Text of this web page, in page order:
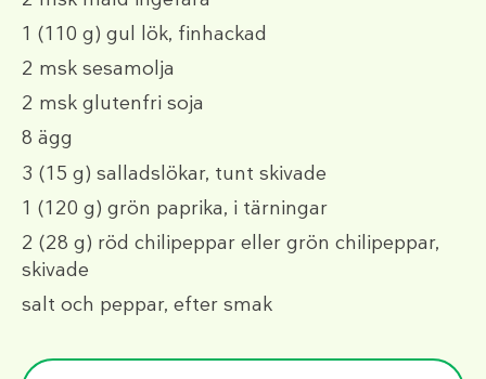
1 (110 g) gul lök, finhackad
2 msk sesamolja
2 msk glutenfri soja
8 ägg
3 (15 g) salladslökar, tunt skivade
1 (120 g) grön paprika, i tärningar
2 (28 g) röd chilipeppar eller grön chilipeppar,
skivade
salt och peppar, efter smak